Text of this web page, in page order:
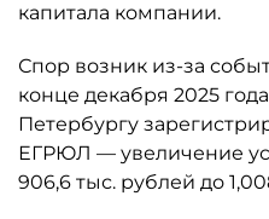
капитала компании.
Спор возник из-за
конце декабря 2025
Петербургу
ЕГРЮЛ — увеличение
906,6 тыс. рублей до